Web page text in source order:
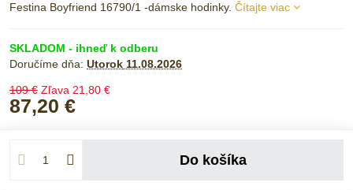
Festina Boyfriend 16790/1 -dámske hodinky. Čítajte viac
SKLADOM - ihneď k odberu
Doručíme dňa: Utorok 11.08.2026
109 € Zľava 21,80 €
87,20 €
Do košíka